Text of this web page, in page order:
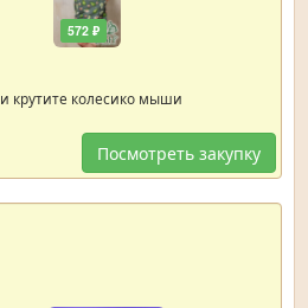
572 ₽
и крутите колесико мыши
Посмотреть закупку